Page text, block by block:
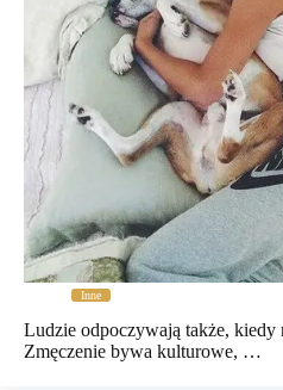
Inne
Ludzie odpoczywają także, kiedy
Zmęczenie bywa kulturowe, …